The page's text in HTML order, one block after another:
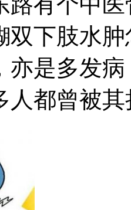
双下肢水
亦是多发
人都曾被其